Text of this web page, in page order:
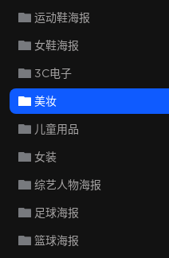
运动鞋海报
女鞋海报
3C电子
美妆
儿童用品
女装
综艺人物海报
足球海报
篮球海报